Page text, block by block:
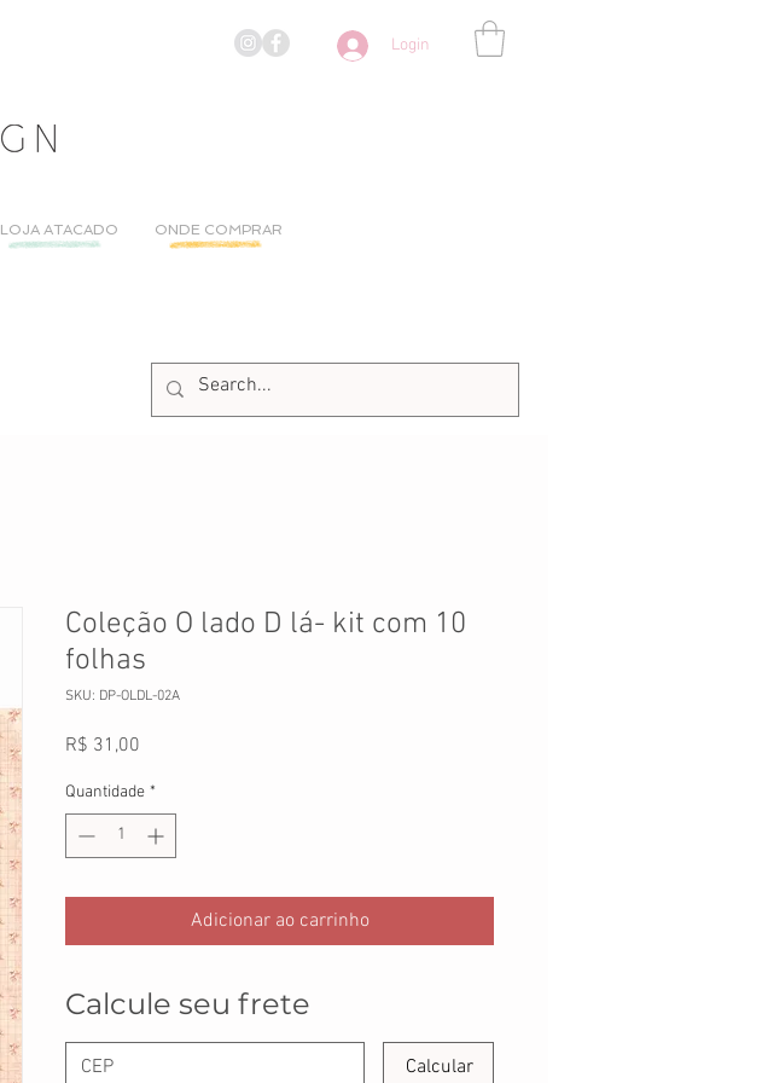
Login
LOJA ATACADO ONDE COMPRAR
Coleção O lado D lá- kit com 10
folhas
SKU: DP-OLDL-02A
R$ 31,00
Quantidade *
Adicionar ao carrinho
Calcule seu frete
Calcular